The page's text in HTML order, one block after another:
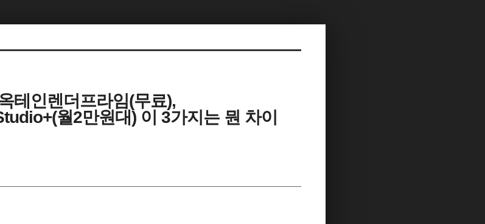
테인렌더프라임(무료),
월2만원대) 이 3가지는 뭔 차이